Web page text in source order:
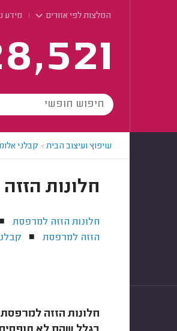
המלצות לפי אזורים מידע
שיפוץ ועיצוב הבית> קבלני
חלונות
חלונות הזזה למרפסת
הזזה למרפסת
■
חלונות הזזה